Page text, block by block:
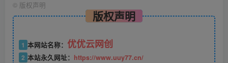
© 版权声明
版权声明
1 本网站名称： 优优云网创
2 本站永久网址： https://www.uuy77.cn/